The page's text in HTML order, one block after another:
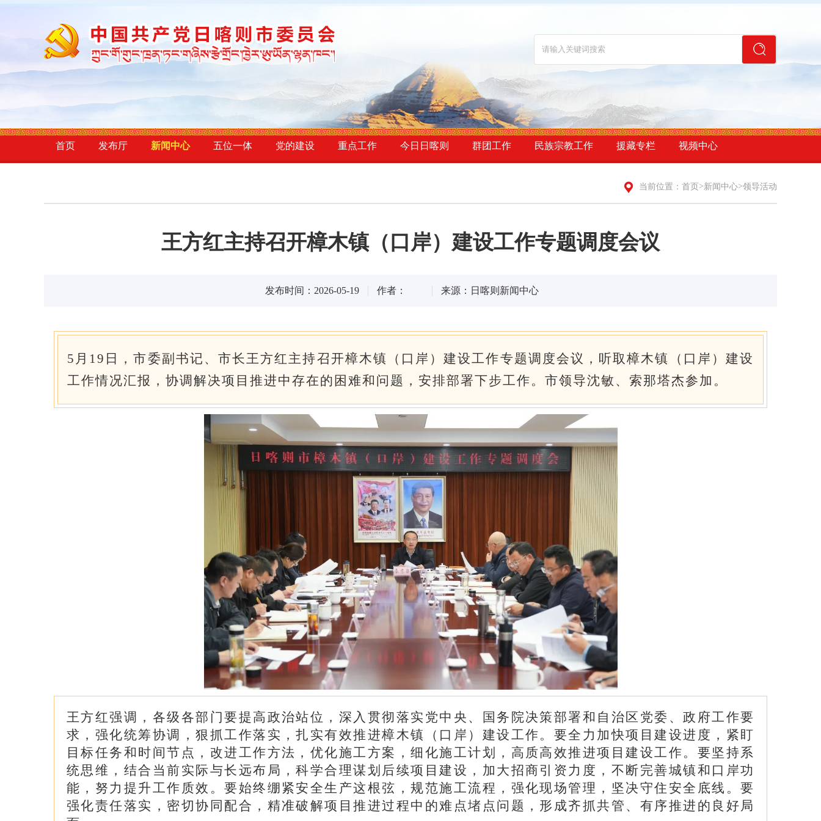
首页 发布厅 新闻中心 五位一体 党的建设 重点工作 今日日喀则 群团工作 民族宗教工作 援藏专栏 视频中心
当前位置： 首页 >新闻中心>领导活动
王方红主持召开樟木镇（口岸）建设工作专题调度会议
发布时间：2026-05-19 作者： 来源：日喀则新闻中心
5月19日，市委副书记、市长王方红主持召开樟木镇（口岸）建设工作专题调度会议，听取樟木镇（口岸）建设
工作情况汇报，协调解决项目推进中存在的困难和问题，安排部署下步工作。市领导沈敏、索那塔杰参加。
王方红强调，各级各部门要提高政治站位，深入贯彻落实党中央、国务院决策部署和自治区党委、政府工作要
求，强化统筹协调，狠抓工作落实，扎实有效推进樟木镇（口岸）建设工作。要全力加快项目建设进度，紧盯
目标任务和时间节点，改进工作方法，优化施工方案，细化施工计划，高质高效推进项目建设工作。要坚持系
统思维，结合当前实际与长远布局，科学合理谋划后续项目建设，加大招商引资力度，不断完善城镇和口岸功
能，努力提升工作质效。要始终绷紧安全生产这根弦，规范施工流程，强化现场管理，坚决守住安全底线。要
强化责任落实，密切协同配合，精准破解项目推进过程中的难点堵点问题，形成齐抓共管、有序推进的良好局